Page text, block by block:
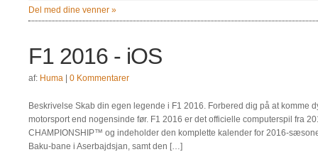
Del med dine venner »
F1 2016 - iOS
af: Huma 0 Kommentarer
Beskrivelse Skab din egen legende i F1 2016. Forbered dig på at komme
motorsport end nogensinde før. F1 2016 er det officielle computerspil fra
CHAMPIONSHIP™ og indeholder den komplette kalender for 2016-
Baku-bane i Aserbajdsjan, samt den […]